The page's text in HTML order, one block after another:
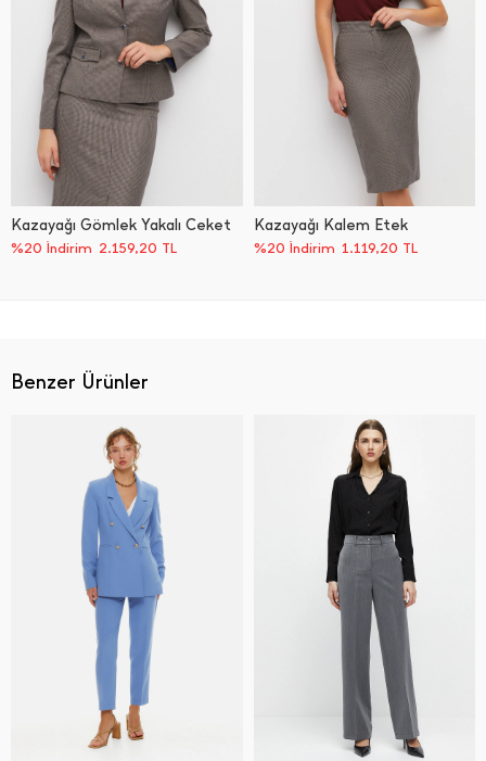
Benzer Ürünler
Kazayağı Gömlek Yakalı Ceket
%20 İndirim 2.159,20 TL
Kazayağı Kalem Etek
%20 İndirim 1.119,20 TL